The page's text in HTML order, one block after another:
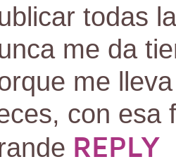
todas
me da
me
con esa
REPLY